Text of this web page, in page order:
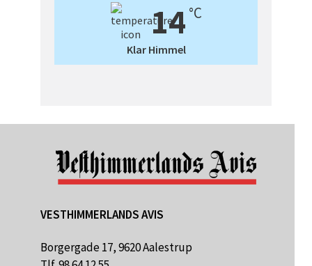
14 °C
Klar Himmel
VESTHIMMERLANDS AVIS
Borgergade 17, 9620 Aalestrup